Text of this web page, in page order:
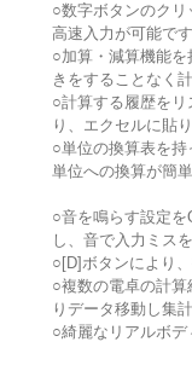
○数字ボタンのク
高速入力が可能です
○加算・減算機能
きをすることなく
○計算する履歴を
り、エクセルに貼
○単位の換算表を
単位への換算が簡単
○音を鳴らす設定
し、音で入力ミス
○[D]ボタンにより
○複数の電卓の計
りデータ移動し集
○綺麗なリアルボデ